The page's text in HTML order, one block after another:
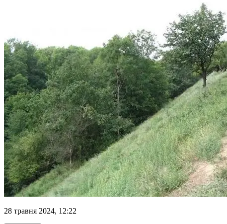
28 травня 2024, 12:22